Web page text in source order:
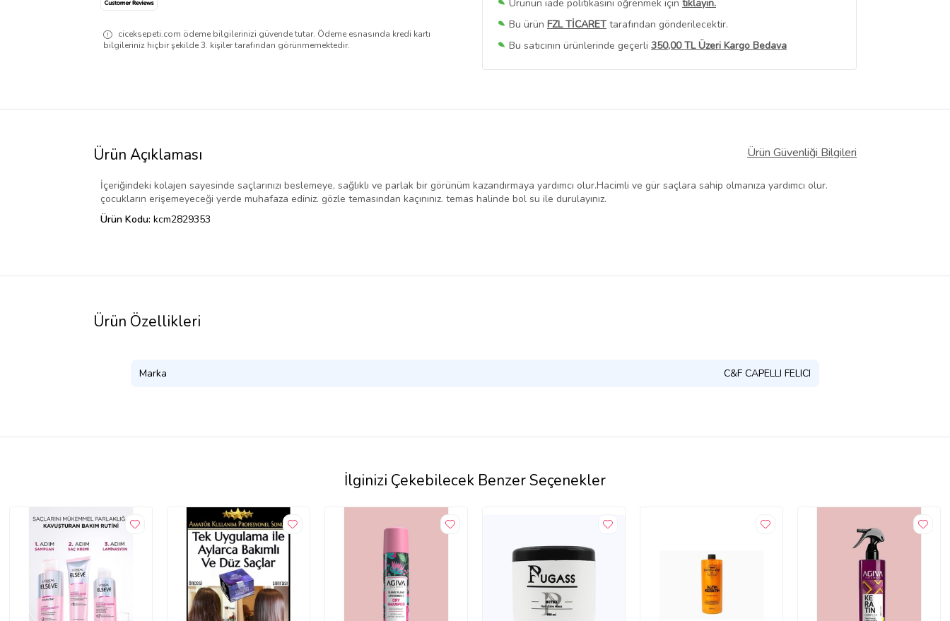
Ürünün iade politikasını öğrenmek için tıklayın.
Bu ürün FZL TİCARET tarafından gönderilecektir.
Bu satıcının ürünlerinde geçerli 350,00 TL Üzeri Kargo Bedava
Bu SatıcınınTüm Ürünlerini Görüntüle
ciceksepeti.com ödeme bilgilerinizi güvende tutar. Ödeme esnasında kredi kartı
bilgileriniz hiçbir şekilde 3. kişiler tarafından görünmemektedir.
Ürün Açıklaması Ürün Güvenliği Bilgileri
İçeriğindeki kolajen sayesinde saçlarınızı beslemeye, sağlıklı ve parlak bir görünüm kazandırmaya yardımcı olur.Hacimli ve gür saçlara sahip olmanıza yardımcı olur.
çocukların erişemeyeceği yerde muhafaza ediniz. gözle temasından kaçınınız. temas halinde bol su ile durulayınız.
Ürün Kodu: kcm2829353
Ürün Özellikleri
Marka C&F CAPELLI FELICI
İlginizi Çekebilecek Benzer Seçenekler